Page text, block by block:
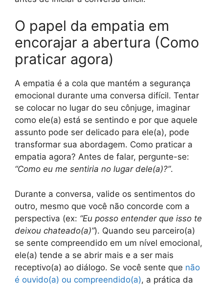
O papel da empatia em
encorajar a abertura (Como
praticar agora)
A empatia é a cola que mantém a segurança
emocional durante uma conversa difícil. Tentar
se colocar no lugar do seu cônjuge, imaginar
como ele(a) está se sentindo e por que aquele
assunto pode ser delicado para ele(a), pode
transformar sua abordagem. Como praticar a
empatia agora? Antes de falar, pergunte-se:
“Como eu me sentiria no lugar dele(a)?”.
Durante a conversa, valide os sentimentos do
outro, mesmo que você não concorde com a
perspectiva (ex: “Eu posso entender que isso te
deixou chateado(a)”). Quando seu parceiro(a)
se sente compreendido em um nível emocional,
ele(a) tende a se abrir mais e a ser mais
receptivo(a) ao diálogo. Se você sente que não
é ouvido(a) ou compreendido(a), a prática da